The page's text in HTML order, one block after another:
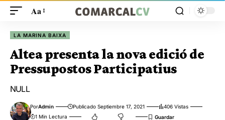
Aa
LA MARINA BAIXA
Altea presenta la nova edició de
Pressupostos Participatius
NULL
PorAdmin Publicado Septiembre 17, 2021
406 Vistas
1 Min Lectura